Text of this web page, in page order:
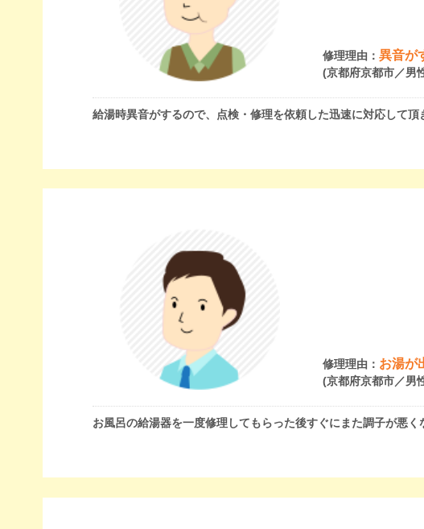
修理理由：異音が
(京都府京都市／男
給湯時異音がするので、点検・修理を依頼した迅速に対応して
修理理由： お湯が
(京都府京都市／男
お風呂の給湯器を一度修理してもらった後すぐにまた調子が悪